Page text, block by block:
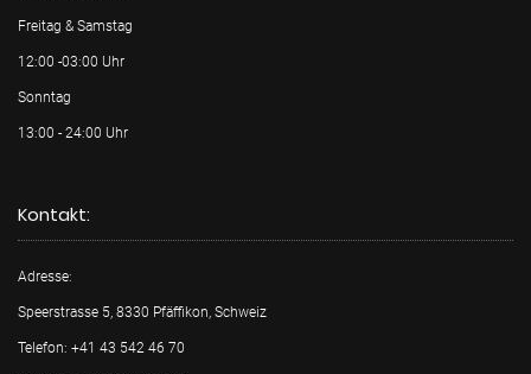
Freitag & Samstag
12:00 -03:00 Uhr
Sonntag
13:00 - 24:00 Uhr
Kontakt:
Adresse:
Speerstrasse 5, 8330 Pfäffikon, Schweiz
Telefon: +41 43 542 46 70